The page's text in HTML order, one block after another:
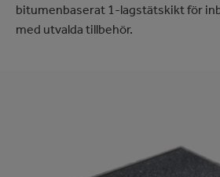
bitumenbaserat 1-lagstätskikt för
med utvalda tillbehör.